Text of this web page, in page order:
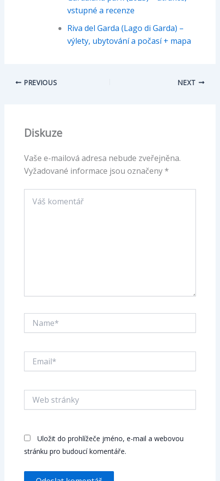
vstupné a recenze
Riva del Garda (Lago di Garda) –
výlety, ubytování a počasí + mapa
PREVIOUS NEXT
Diskuze
Vaše e-mailová adresa nebude zveřejněna.
Vyžadované informace jsou označeny *
komentář
stránky
Uložit do prohlížeče jméno, e-mail a webovou
stránku pro budoucí komentáře.